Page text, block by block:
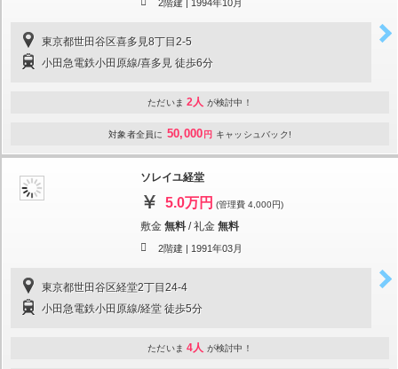
2階建 | 1994年10月
東京都世田谷区喜多見8丁目2-5
小田急電鉄小田原線/喜多見 徒歩6分
ただいま 2人 が検討中！
対象者全員に 50,000 円 キャッシュバック!
ソレイユ経堂
5.0万円 (管理費 4,000円)
敷金 無料 /礼金 無料
2階建 | 1991年03月
東京都世田谷区経堂2丁目24-4
小田急電鉄小田原線/経堂 徒歩5分
ただいま 4人 が検討中！